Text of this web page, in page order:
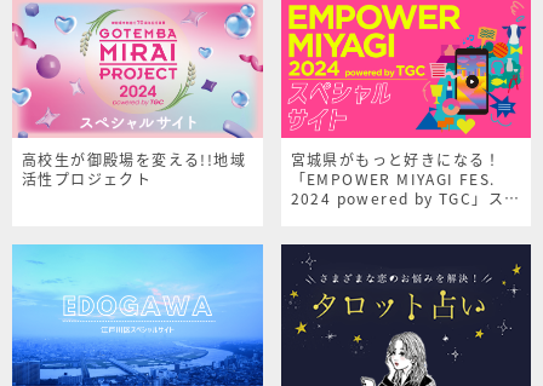
高校生が御殿場を変える!!地域
活性プロジェクト
宮城県がもっと好きになる！
「EMPOWER MIYAGI FES.
2024 powered by TGC」スペ